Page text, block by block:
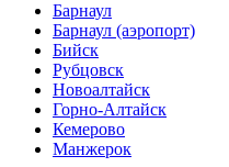
Барнаул
Барнаул (аэропорт)
Бийск
Рубцовск
Новоалтайск
Горно-Алтайск
Кемерово
Манжерок